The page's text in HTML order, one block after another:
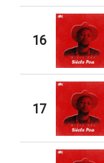
16
17